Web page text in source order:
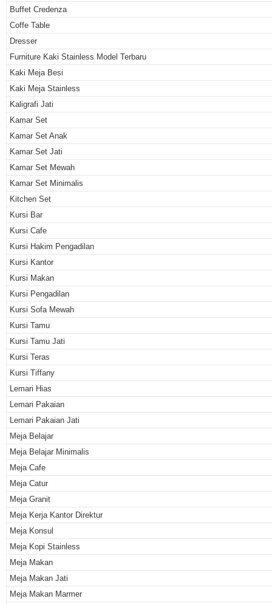
Buffet Credenza
Coffe Table
Dresser
Furniture Kaki Stainless Model Terbaru
Kaki Meja Besi
Kaki Meja Stainless
Kaligrafi Jati
Kamar Set
Kamar Set Anak
Kamar Set Jati
Kamar Set Mewah
Kamar Set Minimalis
Kitchen Set
Kursi Bar
Kursi Cafe
Kursi Hakim Pengadilan
Kursi Kantor
Kursi Makan
Kursi Pengadilan
Kursi Sofa Mewah
Kursi Tamu
Kursi Tamu Jati
Kursi Teras
Kursi Tiffany
Lemari Hias
Lemari Pakaian
Lemari Pakaian Jati
Meja Belajar
Meja Belajar Minimalis
Meja Cafe
Meja Catur
Meja Granit
Meja Kerja Kantor Direktur
Meja Konsul
Meja Kopi Stainless
Meja Makan
Meja Makan Jati
Meja Makan Marmer